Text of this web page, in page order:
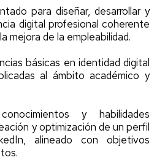
para diseñar, desarrollar y
digital profesional coherente
mejora de la empleabilidad.
básicas en identidad digital
al ámbito académico y
y habilidades
y optimización de un perfil
alineado con objetivos